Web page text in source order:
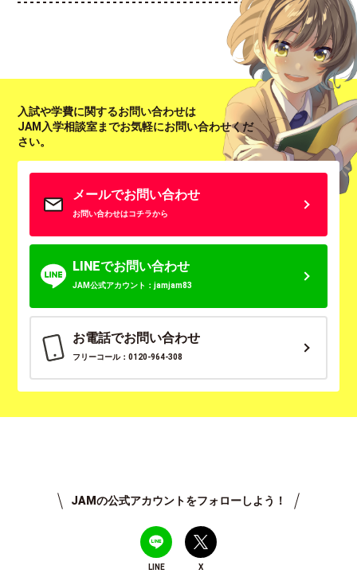
入試や学費に関するお問い合わせは
JAM入学相談室までお気軽にお問い合わせくだ
さい。
メールでお問い合わせ
お問い合わせはコチラから
LINEでお問い合わせ
JAM公式アカウント：jamjam83
お電話でお問い合わせ
フリーコール：0120-964-308
JAMの公式アカウントをフォローしよう！
LINE X